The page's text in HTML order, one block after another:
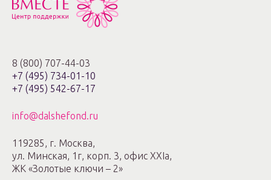
8 (800) 707-44-03
+7 (495) 734-01-10
+7 (495) 542-67-17
info@dalshefond.ru
119285, г. Москва,
ул. Минская, 1г, корп. 3, офис ХХIa,
ЖК «Золотые ключи – 2»